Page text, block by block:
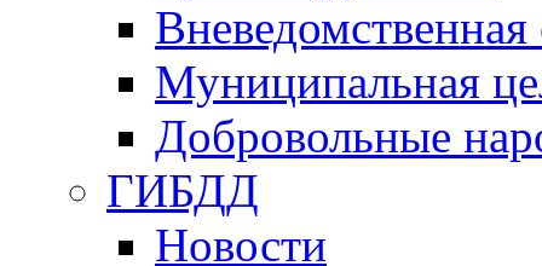
Вневедомственная
Муниципальная
Добровольные
ГИБДД
Новости